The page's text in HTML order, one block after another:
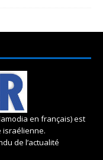
en français) est
israélienne.
de l’actualité